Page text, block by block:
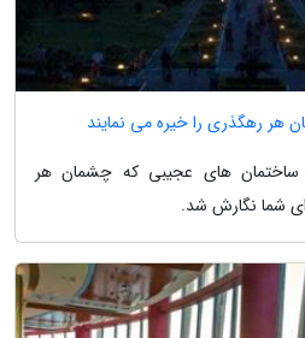
رهگذری را خیره می نمایند
ساختمان های عجیبی که چشمان هر
شما نگارش شد.